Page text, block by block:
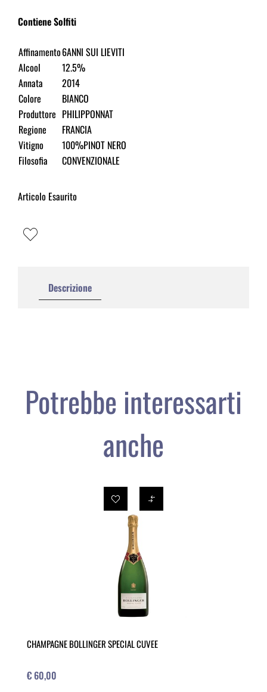
Contiene Solfiti
Affinamento6ANNI SUI LIEVITI
Alcool
12.5%
Annata
2014
Colore
BIANCO
Produttore PHILIPPONNAT
Regione
FRANCIA
Vitigno
100%PINOT NERO
Filosofia
CONVENZIONALE
Articolo Esaurito
Descrizione
Potrebbe interessarti
anche
CHAMPAGNE BOLLINGER SPECIAL CUVEE
€ 60,00